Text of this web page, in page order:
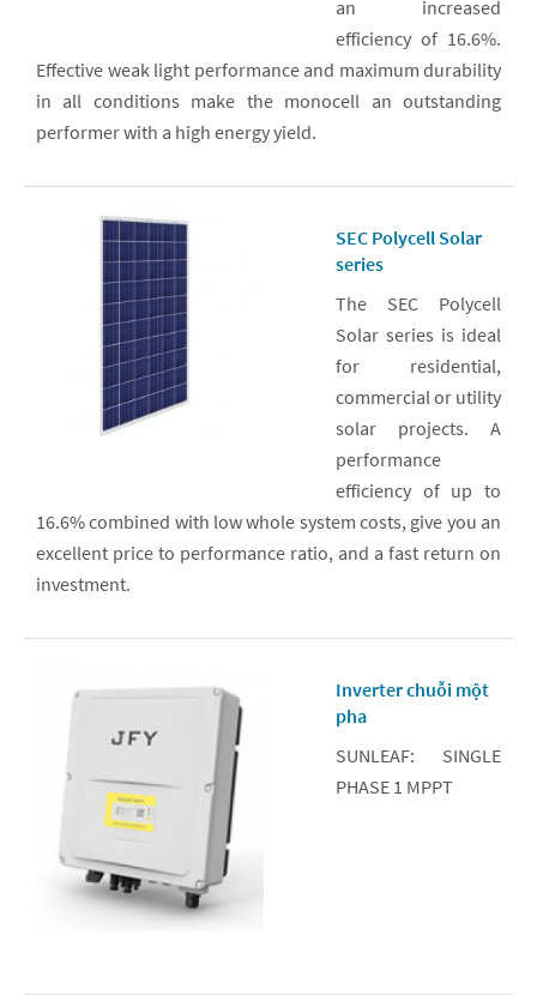
an increased
efficiency of 16.6%.
Effective weak light performance and maximum durability
in all conditions make the monocell an outstanding
performer with a high energy yield.
SEC Polycell Solar
series
The SEC Polycell
Solar series is ideal
for residential,
commercial or utility
solar projects. A
performance
efficiency of up to
16.6% combined with low whole system costs, give you an
excellent price to performance ratio, and a fast return on
investment.
Inverter chuỗi một
pha
SUNLEAF: SINGLE
PHASE 1 MPPT